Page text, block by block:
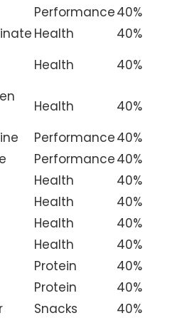
Performance40%
Health
40%
Health
40%
Health
40%
Performance40%
Performance40%
Health
40%
Health
40%
Health
40%
Health
40%
Protein
40%
Protein
40%
Snacks 40%